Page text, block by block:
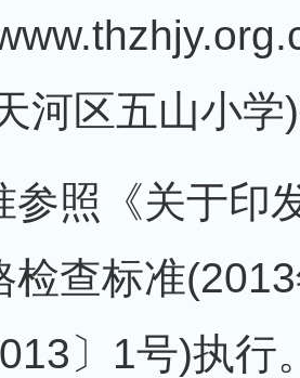
河区五山小学
参照《关于印
检查标准
〕1号)执行